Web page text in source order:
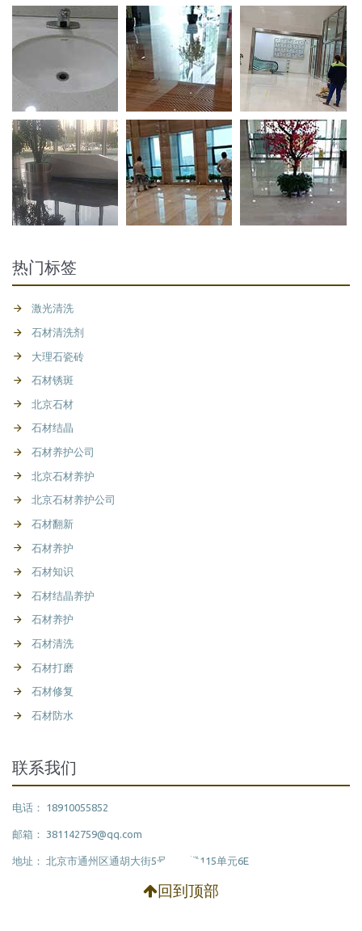
热门标签
激光清洗
石材清洗剂
大理石瓷砖
石材锈斑
北京石材
石材结晶
石材养护公司
北京石材养护
北京石材养护公司
石材翻新
石材养护
石材知识
石材结晶养护
石材养护
石材清洗
石材打磨
石材修复
石材防水
联系我们
电话： 18910055852
邮箱： 381142759@qq.com
地址： 北京市通州区通胡大街5号15号楼115单元6E
回到顶部